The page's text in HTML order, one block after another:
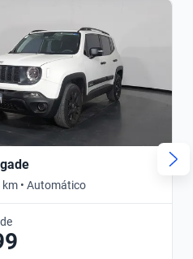
• Automático